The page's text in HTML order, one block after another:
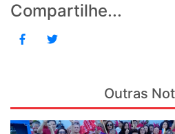
Compartilhe...
Outras